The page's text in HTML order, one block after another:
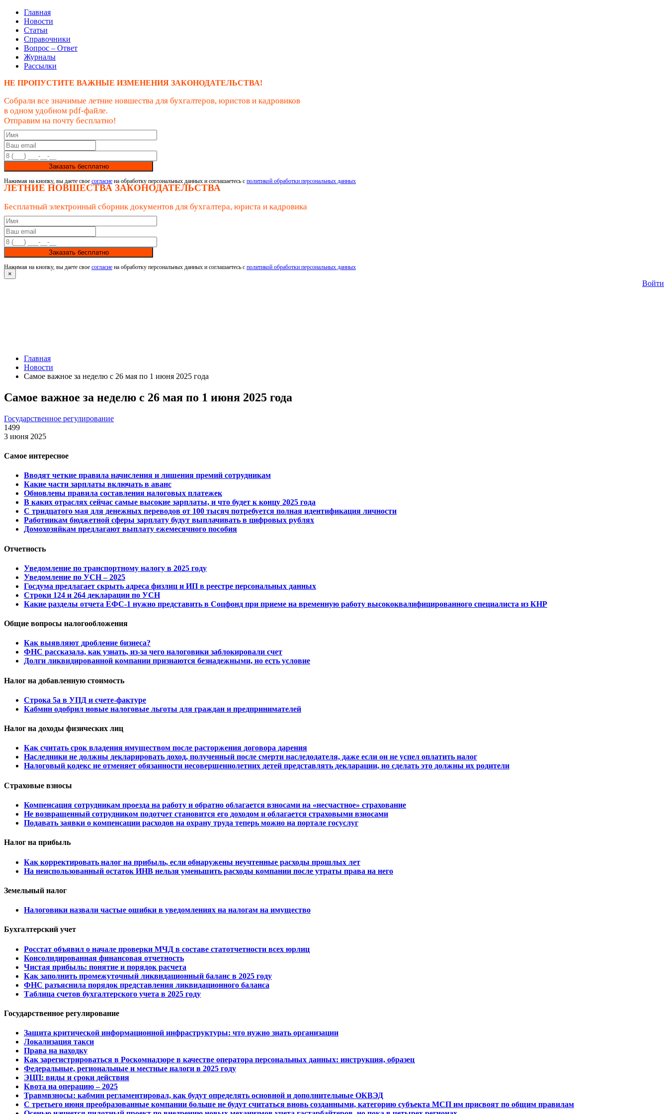
Главная
Новости
Статьи
Справочники
Вопрос – Ответ
Журналы
Рассылки
НЕ ПРОПУСТИТЕ ВАЖНЫЕ ИЗМЕНЕНИЯ ЗАКОНОДАТЕЛЬСТВА!
Собрали все значимые летние новшества для бухгалтеров, юристов и кадровиков
в одном удобном pdf-файле.
Отправим на почту бесплатно!
Заказать бесплатно
Нажимая на кнопку, вы даете свое согласие на обработку персональных данных и соглашаетесь с политикой обработки персональных данных
ЛЕТНИЕ НОВШЕСТВА ЗАКОНОДАТЕЛЬСТВА
Бесплатный электронный сборник документов для бухгалтера, юриста и кадровика
Заказать бесплатно
Нажимая на кнопку, вы даете свое согласие на обработку персональных данных и соглашаетесь с политикой обработки персональных данных
×
Войти
Главная
Новости
Самое важное за неделю с 26 мая по 1 июня 2025 года
Самое важное за неделю с 26 мая по 1 июня 2025 года
Государственное регулирование
1499
3 июня 2025
Самое интересное
Вводят четкие правила начисления и лишения премий сотрудникам
Какие части зарплаты включать в аванс
Обновлены правила составления налоговых платежек
В каких отраслях сейчас самые высокие зарплаты, и что будет к концу 2025 года
С тридцатого мая для денежных переводов от 100 тысяч потребуется полная идентификация личности
Работникам бюджетной сферы зарплату будут выплачивать в цифровых рублях
Домохозяйкам предлагают выплату ежемесячного пособия
Отчетность
Уведомление по транспортному налогу в 2025 году
Уведомление по УСН – 2025
Госдума предлагает скрыть адреса физлиц и ИП в реестре персональных данных
Строки 124 и 264 декларации по УСН
Какие разделы отчета ЕФС-1 нужно представить в Соцфонд при приеме на временную работу высококвалифицированного специалиста из КНР
Общие вопросы налогообложения
Как выявляют дробление бизнеса?
ФНС рассказала, как узнать, из-за чего налоговики заблокировали счет
Долги ликвидированной компании признаются безнадежными, но есть условие
Налог на добавленную стоимость
Строка 5а в УПД и счете-фактуре
Кабмин одобрил новые налоговые льготы для граждан и предпринимателей
Налог на доходы физических лиц
Как считать срок владения имуществом после расторжения договора дарения
Наследники не должны декларировать доход, полученный после смерти наследодателя, даже если он не успел оплатить налог
Налоговый кодекс не отменяет обязанности несовершеннолетних детей представлять декларации, но сделать это должны их родители
Страховые взносы
Компенсация сотрудникам проезда на работу и обратно облагается взносами на «несчастное» страхование
Не возвращенный сотрудником подотчет становится его доходом и облагается страховыми взносами
Подавать заявки о компенсации расходов на охрану труда теперь можно на портале госуслуг
Налог на прибыль
Как корректировать налог на прибыль, если обнаружены неучтенные расходы прошлых лет
На неиспользованный остаток ИНВ нельзя уменьшить расходы компании после утраты права на него
Земельный налог
Налоговики назвали частые ошибки в уведомлениях на налогам на имущество
Бухгалтерский учет
Росстат объявил о начале проверки МЧД в составе статотчетности всех юрлиц
Консолидированная финансовая отчетность
Чистая прибыль: понятие и порядок расчета
Как заполнить промежуточный ликвидационный баланс в 2025 году
ФНС разъяснила порядок представления ликвидационного баланса
Таблица счетов бухгалтерского учета в 2025 году
Государственное регулирование
Защита критической информационной инфраструктуры: что нужно знать организации
Локализация такси
Права на находку
Как зарегистрироваться в Роскомнадзоре в качестве оператора персональных данных: инструкция, образец
Федеральные, региональные и местные налоги в 2025 году
ЭЦП: виды и сроки действия
Квота на операцию – 2025
Травмвзносы: кабмин регламентировал, как будут определять основной и дополнительные ОКВЭД
С третьего июня преобразованные компании больше не будут считаться вновь созданными, категорию субъекта МСП им присвоят по общим правилам